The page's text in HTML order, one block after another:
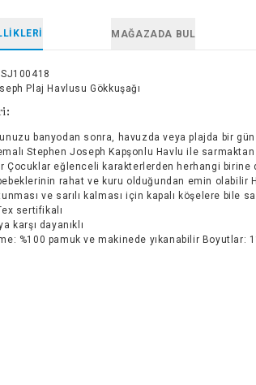
MAĞAZADA BUL
SJ100418
Plaj Havlusu Gökkuşağı
banyodan sonra, havuzda veya plajda bir
Stephen Joseph Kapşonlu Havlu ile
Çocuklar eğlenceli karakterlerden herhangi birine
rahat ve kuru olduğundan emin olabilir
ve sarılı kalması için kapalı köşelere bile
sertifikalı
karşı dayanıklı
%100 pamuk ve makinede yıkanabilir Boyutlar: